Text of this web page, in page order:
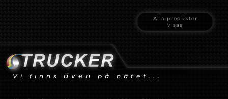
Alla produkter
visas
Vi finns även på nätet...